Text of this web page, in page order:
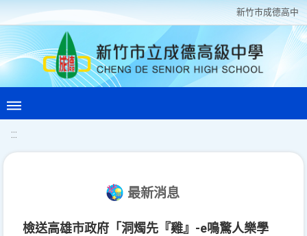
新竹巿成德高中
:::
最新消息
檢送高雄市政府「洞燭先『雞』-e鳴驚人樂學